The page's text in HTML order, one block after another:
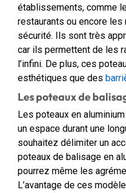
établissements, comme
restaurants ou encore
sécurité. Ils sont très
car ils permettent de les
l’infini. De plus, ces
esthétiques que des
Les poteaux de
Les poteaux en
un espace durant une
souhaitez délimiter un
poteaux de balisage en
pourrez même les
L’avantage de ces